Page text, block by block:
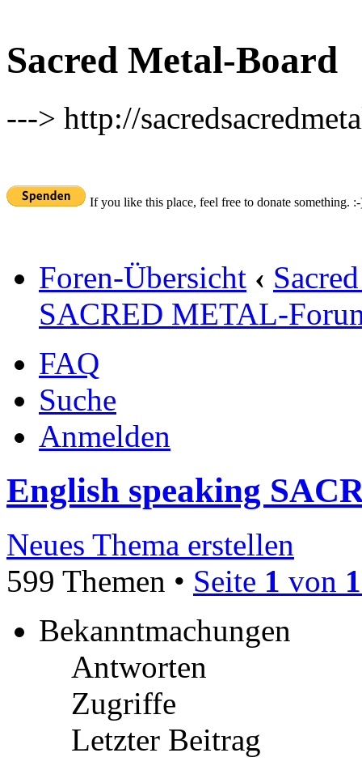
Sacred Metal-Board
---> http://
If you like this place, feel free to donate something.
Foren-Übersicht ‹
SACRED METAL-
FAQ
Suche
Anmelden
English speaking
Neues Thema erstellen
599 Themen • Seite 1 von
Bekanntmachungen
Antworten
Zugriffe
Letzter Beitrag